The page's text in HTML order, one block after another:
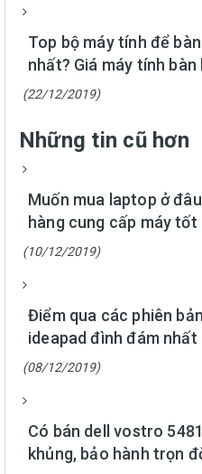
Top bộ máy tính để
nhất? Giá máy tính bàn
(22/12/2019)
Những tin cũ hơn
Muốn mua laptop ở
hàng cung cấp máy tốt
(10/12/2019)
Điểm qua các phiên
ideapad đình đám nhất
(08/12/2019)
Có bán dell vostro
khủng, bảo hành trọn